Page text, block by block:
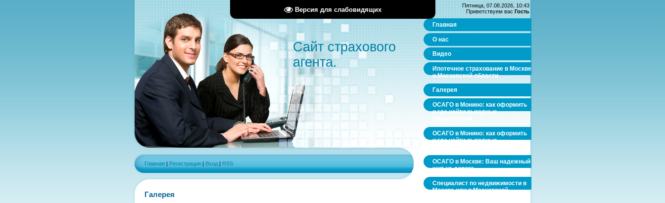
Версия для слабовидящих
Сайт страхового
агента.
Главная | Регистрация | Вход | RSS
Галерея
Пятница, 07.08.2026, 10:43
Приветствуем вас Гость
Главная
О нас
Видео
Ипотечное страхование в Москве
и Московской области.
Галерея
ОСАГО в Монино: как оформить
и где найти выгодные
ОСАГО в Монино: как оформить
и где найти выгодные
ОСАГО в Москве: Ваш надежный
щит на дороге
Специалист по недвижимости в
Москве или в Московской